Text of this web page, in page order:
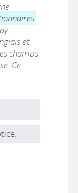
et
champs
Ce